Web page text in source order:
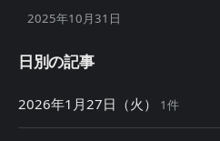
2025年10月31日
日別の記事
2026年1月27日（火） 1件